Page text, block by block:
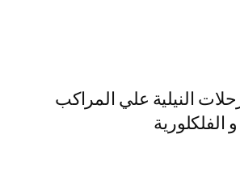
النيلية علي المراكب
الفلكلورية